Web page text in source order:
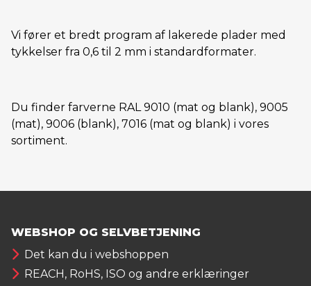
Vi fører et bredt program af lakerede plader med
tykkelser fra 0,6 til 2 mm i standardformater.
Du finder farverne RAL 9010 (mat og blank), 9005
(mat), 9006 (blank), 7016 (mat og blank) i vores
sortiment.
WEBSHOP OG SELVBETJENING
Det kan du i webshoppen
REACH, RoHS, ISO og andre erklæringer